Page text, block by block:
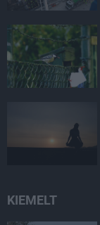
KIEMELT